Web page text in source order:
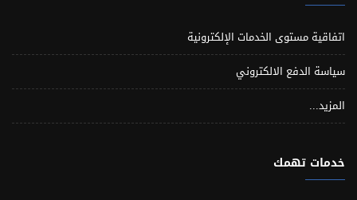
اتفاقية مستوى الخدمات الإلكترونية
سياسة الدفع الالكتروني
المزيد...
خدمات تهمك